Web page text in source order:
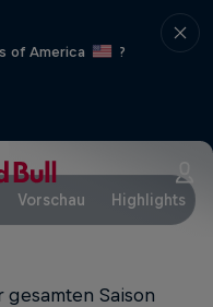
of America
?
Vorschau Highlights
Saison